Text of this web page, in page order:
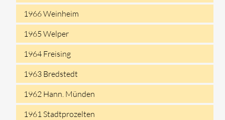
1966 Weinheim
1965 Welper
1964 Freising
1963 Bredstedt
1962 Hann. Münden
1961 Stadtprozelten